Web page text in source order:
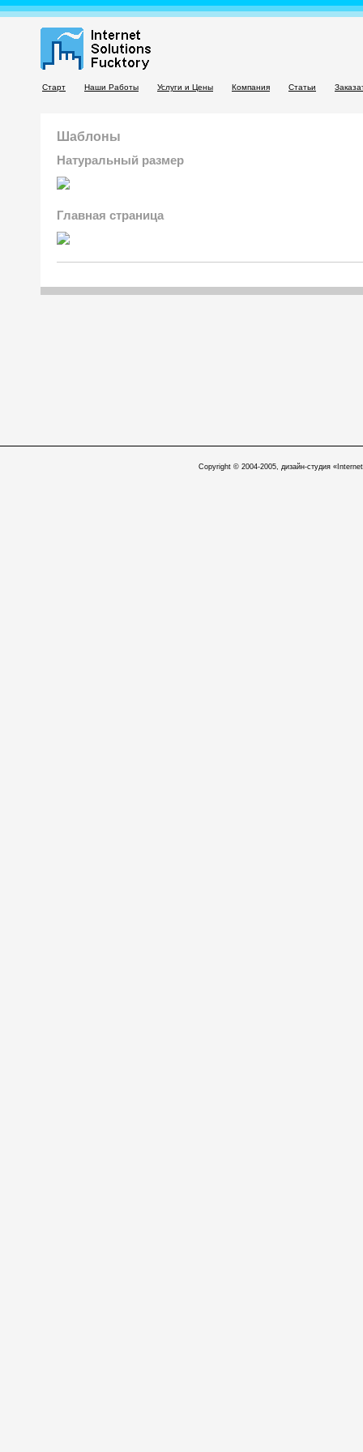
Старт Наши Работы Услуги и Цены Компания Статьи
Шаблоны
Натуральный размер
Главная страница
Copyright © 2004-2005, дизайн-студия